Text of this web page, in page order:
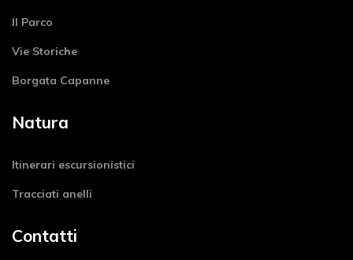
Il Parco
Vie Storiche
Borgata Capanne
Natura
Itinerari escursionistici
Tracciati anelli
Contatti